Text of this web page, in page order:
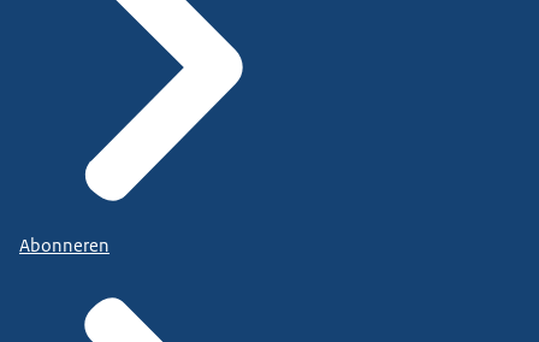
Abonneren